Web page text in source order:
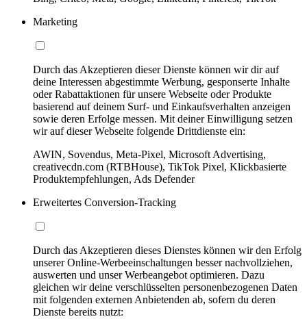
Marketing
Durch das Akzeptieren dieser Dienste können wir dir auf
deine Interessen abgestimmte Werbung, gesponserte Inhalte
oder Rabattaktionen für unsere Webseite oder Produkte
basierend auf deinem Surf- und Einkaufsverhalten anzeigen
sowie deren Erfolge messen. Mit deiner Einwilligung setzen
wir auf dieser Webseite folgende Drittdienste ein:
AWIN, Sovendus, Meta-Pixel, Microsoft Advertising,
creativecdn.com (RTBHouse), TikTok Pixel, Klickbasierte
Produktempfehlungen, Ads Defender
Erweitertes Conversion-Tracking
Durch das Akzeptieren dieses Dienstes können wir den Erfolg
unserer Online-Werbeeinschaltungen besser nachvollziehen,
auswerten und unser Werbeangebot optimieren. Dazu
gleichen wir deine verschlüsselten personenbezogenen Daten
mit folgenden externen Anbietenden ab, sofern du deren
Dienste bereits nutzt: